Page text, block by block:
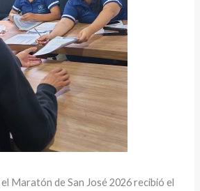
Maratón de San José 2026 recibió el